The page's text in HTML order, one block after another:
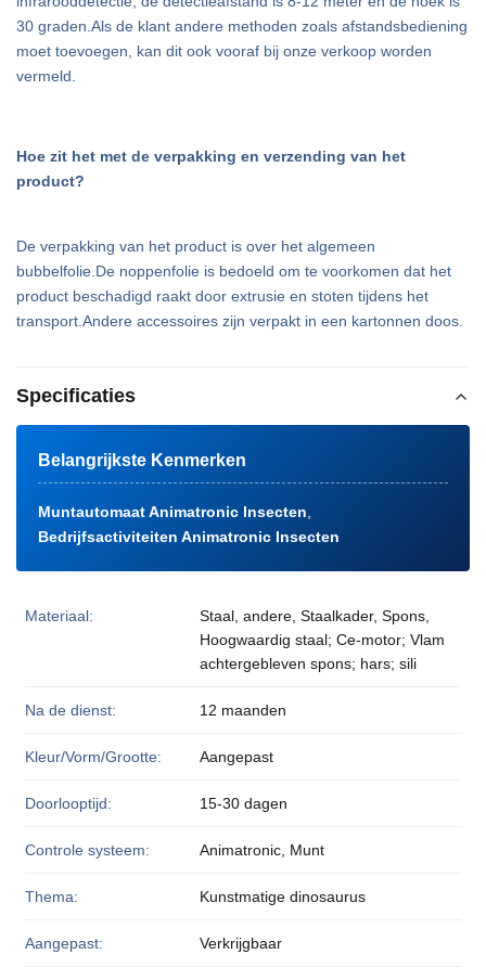
30 graden.Als de klant andere methoden zoals afstandsbediening
moet toevoegen, kan dit ook vooraf bij onze verkoop worden
vermeld.
Hoe zit het met de verpakking en verzending van het
product?
De verpakking van het product is over het algemeen
bubbelfolie.De noppenfolie is bedoeld om te voorkomen dat het
product beschadigd raakt door extrusie en stoten tijdens het
transport.Andere accessoires zijn verpakt in een kartonnen doos.
Specificaties
Belangrijkste Kenmerken
Muntautomaat Animatronic Insecten
Bedrijfsactiviteiten Animatronic Insecten
Materiaal:
Staal, andere, Staalkader, Spons,
Hoogwaardig staal; Ce-motor; Vlam
achtergebleven spons; hars; sili
Na de dienst: 12 maanden
Kleur/Vorm/Grootte: Aangepast
Doorlooptijd: 15-30 dagen
Controle systeem: Animatronic, Munt
Thema: Kunstmatige dinosaurus
Aangepast: Verkrijgbaar